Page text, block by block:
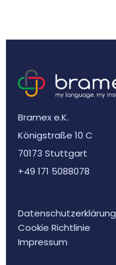
Bramex e.K.
Königstraße 10 C
70173 Stuttgart
+49 171 5088078
Datenschutzerklärung
Cookie Richtlinie
Impressum